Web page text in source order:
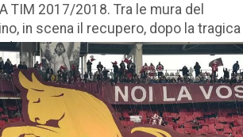
TIM 2017/2018. Tra le mura del
in scena il recupero, dopo la tragica
Astori…...